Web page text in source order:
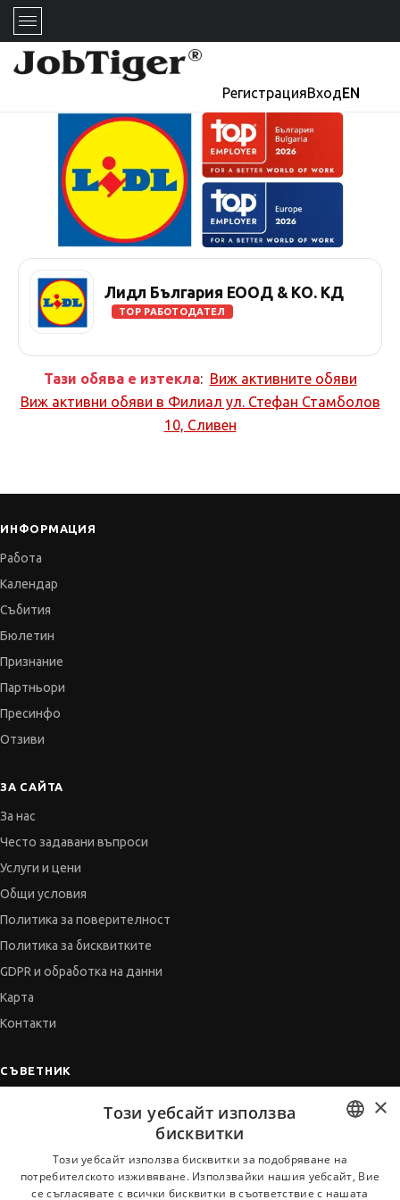
РегистрацияВходEN
Лидл България ЕООД & КО. КД
TOP РАБОТОДАТЕЛ
Тази обява е изтекла: Виж активните обяви
Виж активни обяви в Филиал ул. Стефан Стамболов
10, Сливен
ИНФОРМАЦИЯ
Работа
Календар
Събития
Бюлетин
Признание
Партньори
Пресинфо
Отзиви
ЗА САЙТА
За нас
Често задавани въпроси
Услуги и цени
Общи условия
Политика за поверителност
Политика за бисквитките
GDPR и обработка на данни
Карта
Контакти
СЪВЕТНИК
Когато получим оферта
BULGARIAN
ENGLISH
×
Този уебсайт използва
бисквитки
Този уебсайт използва бисквитки за подобряване на
потребителското изживяване. Използвайки нашия уебсайт, Вие
се съгласявате с всички бисквитки в съответствие с нашата